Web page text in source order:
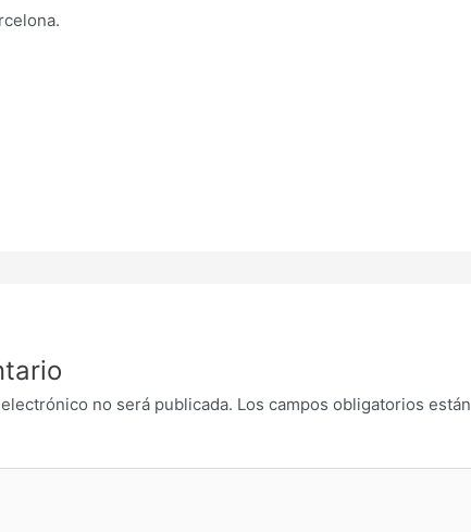
no será publicada. Los campos obligatorios están